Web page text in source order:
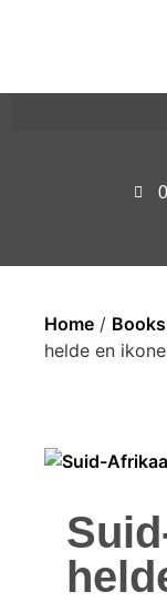
Home / Books
helde en ikone